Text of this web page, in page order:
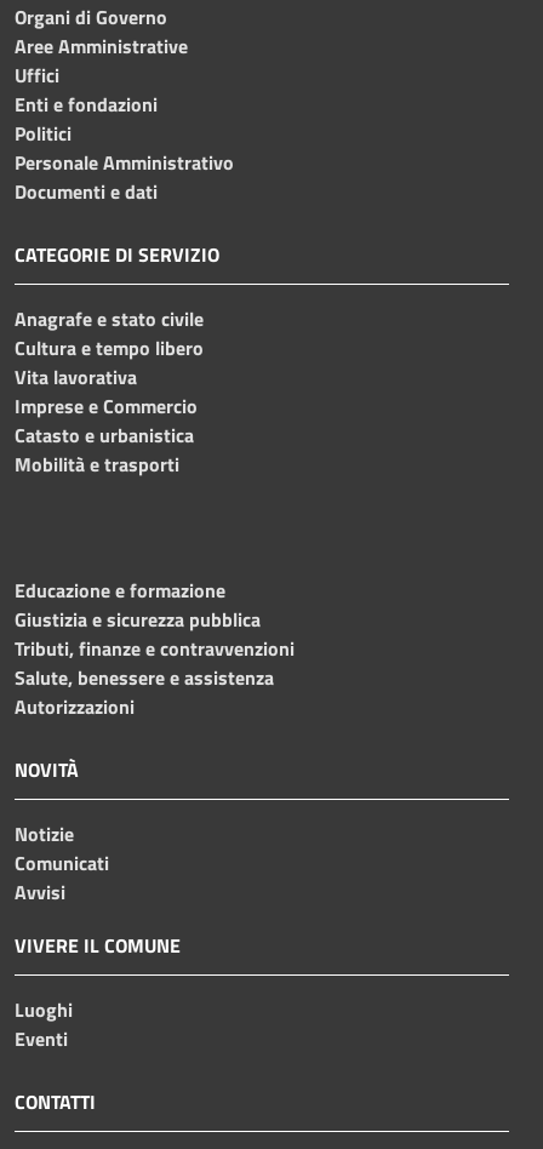
Organi di Governo
Aree Amministrative
Uffici
Enti e fondazioni
Politici
Personale Amministrativo
Documenti e dati
CATEGORIE DI SERVIZIO
Anagrafe e stato civile
Cultura e tempo libero
Vita lavorativa
Imprese e Commercio
Catasto e urbanistica
Mobilità e trasporti
Educazione e formazione
Giustizia e sicurezza pubblica
Tributi, finanze e contravvenzioni
Salute, benessere e assistenza
Autorizzazioni
NOVITÀ
Notizie
Comunicati
Avvisi
VIVERE IL COMUNE
Luoghi
Eventi
CONTATTI